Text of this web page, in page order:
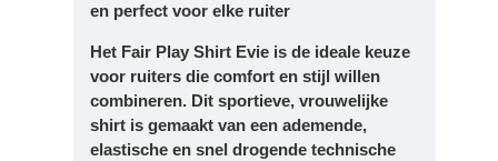
en perfect voor elke ruiter
Het Fair Play Shirt Evie is de ideale keuze
voor ruiters die comfort en stijl willen
combineren. Dit sportieve, vrouwelijke
shirt is gemaakt van een ademende,
elastische en snel drogende technische